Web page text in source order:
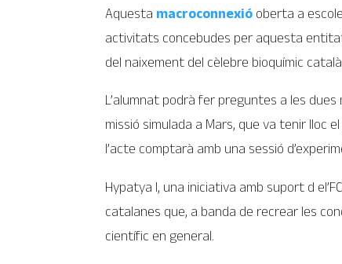
Aquesta macroconnexió oberta a
activitats concebudes per aquesta entitat
del naixement del cèlebre bioquímic
L’alumnat podrà fer preguntes a les
missió simulada a Mars, que va tenir lloc
l’acte comptarà amb una sessió
Hypatya I, una iniciativa amb suport d
catalanes que, a banda de recrear les
científic en general.